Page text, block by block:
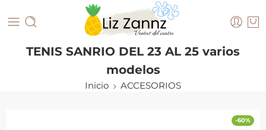
TENIS SANRIO DEL 23 AL 25 varios
modelos
Inicio ACCESORIOS
-60%